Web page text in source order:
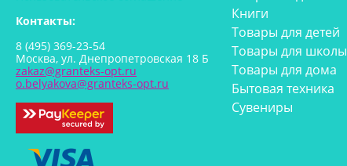
Контакты:
8 (495) 369-23-54
Москва, ул. Днепропетровская 18 Б
zakaz@granteks-opt.ru
o.belyakova@granteks-opt.ru
Книги
Товары для детей
Товары для школы
Товары для дома
Бытовая техника
Сувениры